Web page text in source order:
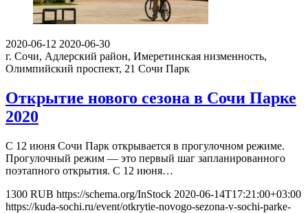
2020-06-12 2020-06-30
г. Сочи, Адлерский район, Имеретинская низменность,
Олимпийский проспект, 21 Сочи Парк
Открытие нового сезона в Сочи Парке
2020
С 12 июня Сочи Парк открывается в прогулочном режиме.
Прогулочный режим — это первый шаг запланированного
поэтапного открытия. С 12 июня…
1300 RUB https://schema.org/InStock 2020-06-14T17:21:00+03:00
https://kuda-sochi.ru/event/otkrytie-novogo-sezona-v-sochi-parke-